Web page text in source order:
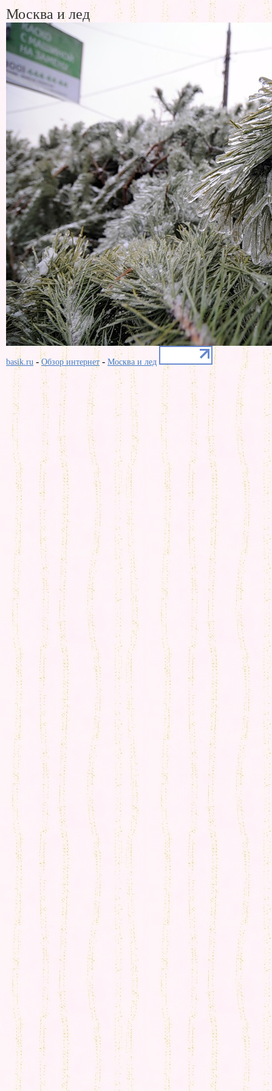
Москва и лед
basik.ru -Обзор интернет- Москва и лед